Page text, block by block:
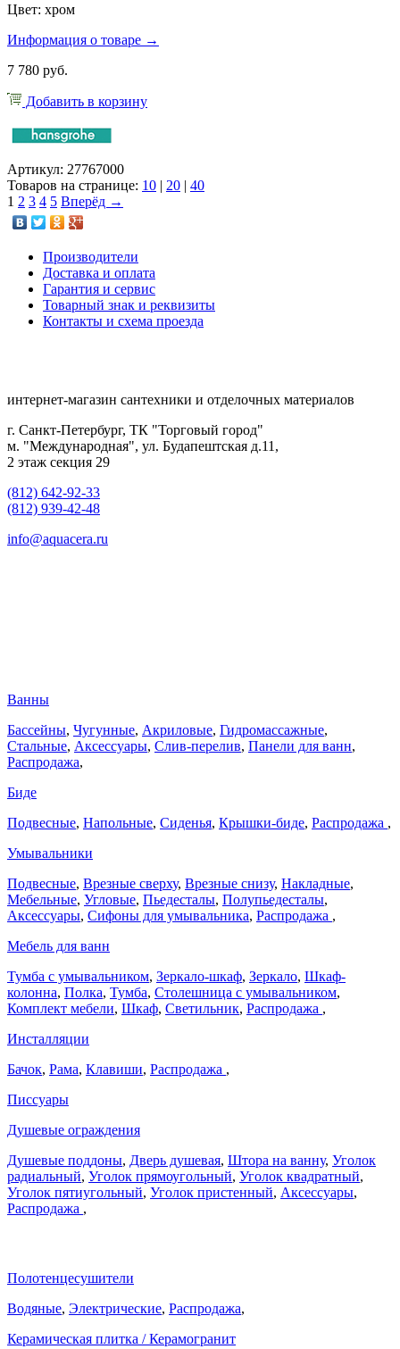
Цвет: хром
Информация о товаре →
7 780 руб.
Добавить в корзину
Артикул: 27767000
Товаров на странице: 10 | 20 | 40
1 2 3 4 5 Вперёд →
Производители
Доставка и оплата
Гарантия и сервис
Товарный знак и реквизиты
Контакты и схема проезда
интернет-магазин сантехники и отделочных материалов
г. Санкт-Петербург, ТК "Торговый город"
м. "Международная", ул. Будапештская д.11,
2 этаж секция 29
(812) 642-92-33
(812) 939-42-48
info@aquacera.ru
Ванны
Бассейны, Чугунные, Акриловые, Гидромассажные,
Стальные, Аксессуары, Слив-перелив, Панели для ванн,
Распродажа,
Биде
Подвесные, Напольные, Сиденья, Крышки-биде, Распродажа ,
Умывальники
Подвесные, Врезные сверху, Врезные снизу, Накладные,
Мебельные, Угловые, Пьедесталы, Полупьедесталы,
Аксессуары, Сифоны для умывальника, Распродажа ,
Мебель для ванн
Тумба с умывальником, Зеркало-шкаф, Зеркало, Шкаф-
колонна, Полка, Тумба, Столешница с умывальником,
Комплект мебели, Шкаф, Светильник, Распродажа ,
Инсталляции
Бачок, Рама, Клавиши, Распродажа ,
Писсуары
Душевые ограждения
Душевые поддоны, Дверь душевая, Штора на ванну, Уголок
радиальный, Уголок прямоугольный, Уголок квадратный,
Уголок пятиугольный, Уголок пристенный, Аксессуары,
Распродажа ,
Полотенцесушители
Водяные, Электрические, Распродажа,
Керамическая плитка / Керамогранит